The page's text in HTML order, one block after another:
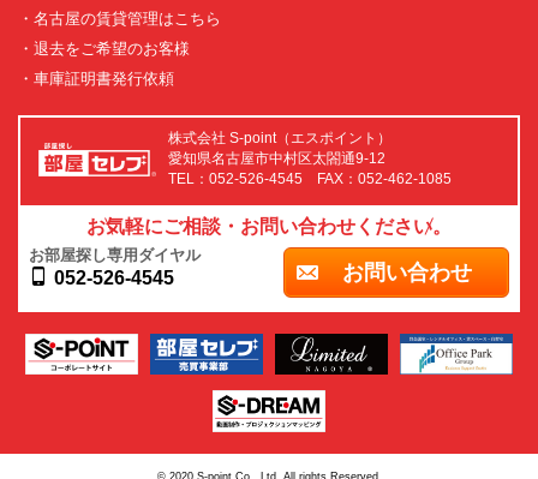
・名古屋の賃貸管理はこちら
・退去をご希望のお客様
・車庫証明書発行依頼
株式会社 S-point（エスポイント）
愛知県名古屋市中村区太閤通9-12
TEL：052-526-4545 FAX：052-462-1085
お気軽にご相談・お問い合わせください。
お部屋探し専用ダイヤル
052-526-4545 お問い合わせ
© 2020 S-point Co., Ltd. All rights Reserved.